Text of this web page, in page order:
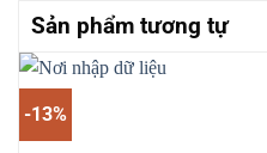
Sản phẩm tương tự
-13%